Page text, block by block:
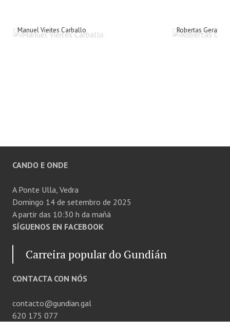
Manuel Vieites Carballo Robertas
CANDO E ONDE
A Ponte Ulla, Vedra
Domingo 14 de setembro de 2025
A partir das 10:30 h da mañá
SÍGUENOS EN FACEBOOK
Carreira popular do Gundián
CONTACTA CON NÓS
contacto@gundian.gal
620 175 077